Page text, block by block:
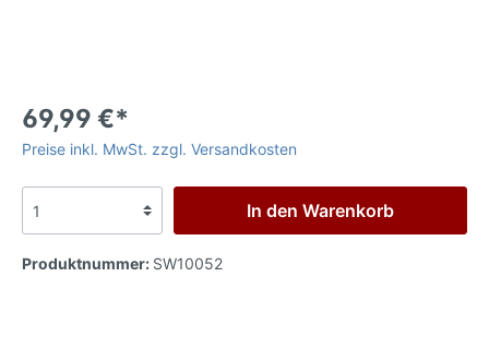
69,99 €*
Preise inkl. MwSt. zzgl. Versandkosten
In den Warenkorb
Produktnummer: SW10052